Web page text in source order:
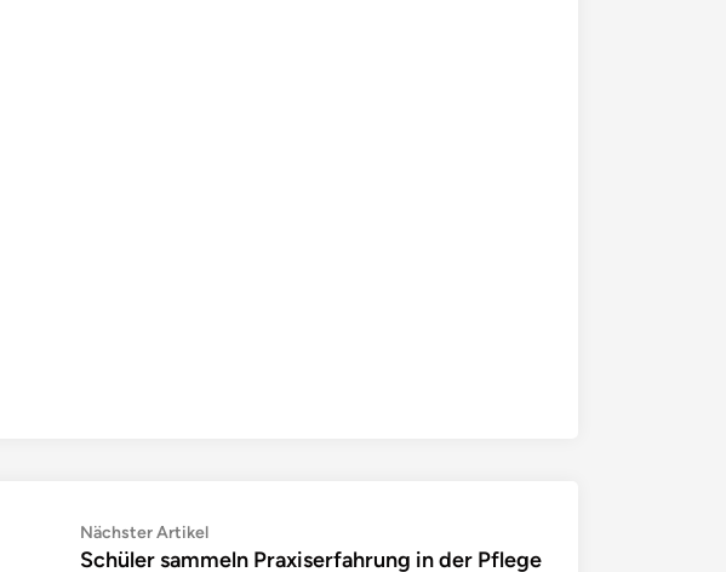
Nächster ArtikelNächster
Artikel:
Schüler sammeln Praxiserfahrung in der Pflege